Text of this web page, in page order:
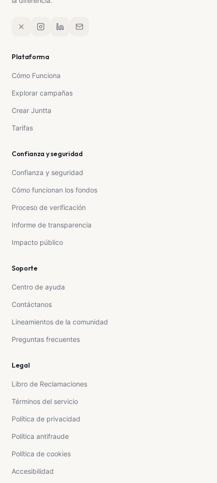
Plataforma
Cómo Funciona
Explorar campañas
Crear Juntta
Tarifas
Confianza y seguridad
Confianza y seguridad
Cómo funcionan los fondos
Proceso de verificación
Informe de transparencia
Impacto público
Soporte
Centro de ayuda
Contáctanos
Lineamientos de la comunidad
Preguntas frecuentes
Legal
Libro de Reclamaciones
Términos del servicio
Política de privacidad
Política antifraude
Política de cookies
Accesibilidad